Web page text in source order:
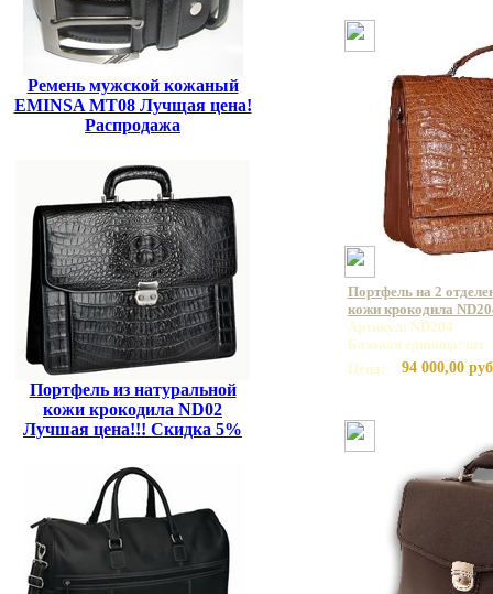
Ремень мужской кожаный
EMINSA MT08 Лучщая цена!
Распродажа
Портфель из натуральной
кожи крокодила ND02
Лучшая цена!!! Скидка 5%
Портфель на 2
кожи крокодила
Артикул: ND204
Базовая единица: шт
Цена:
94 000,00